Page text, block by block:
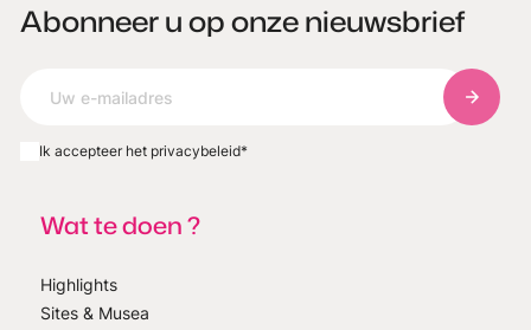
Abonneer u op onze nieuwsbrief
Ik accepteer het privacybeleid*
Wat te doen ?
Highlights
Sites & Musea